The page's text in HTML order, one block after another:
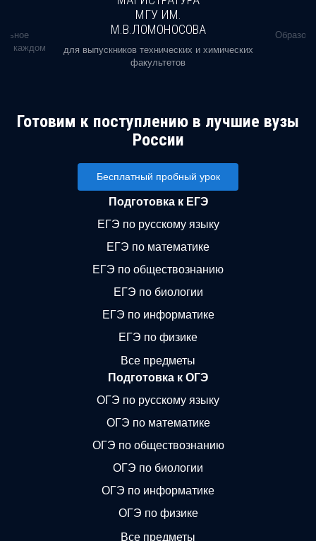
в каждом
МГУ ИМ.
М.В.ЛОМОНОСОВА
для выпускников технических и химических
факультетов
Готовим к поступлению в лучшие вузы
России
Бесплатный пробный урок
Подготовка к ЕГЭ
ЕГЭ по русскому языку
ЕГЭ по математике
ЕГЭ по обществознанию
ЕГЭ по биологии
ЕГЭ по информатике
ЕГЭ по физике
Все предметы
Подготовка к ОГЭ
ОГЭ по русскому языку
ОГЭ по математике
ОГЭ по обществознанию
ОГЭ по биологии
ОГЭ по информатике
ОГЭ по физике
Все предметы